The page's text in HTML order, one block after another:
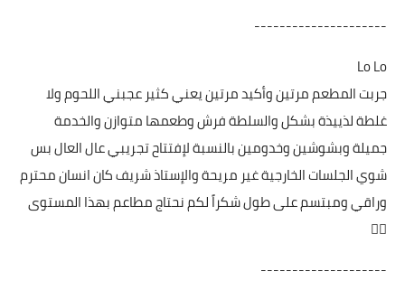
---------------------
Lo Lo
جربت المطعم مرتين وأكيد مرتين يعني كثير عجبني اللحوم ولا
غلطة لذييذة بشكل والسلطة فرش وطعمها متوازن والخدمة
جميلة وبشوشين وخدومين بالنسبة لإفتتاح تجريبي عال العال بس
شوي الجلسات الخارجية غير مريحة والإستاذ شريف كان انسان محترم
وراقي ومبتسم على طول شكراً لكم نحتاج مطاعم بهذا المستوى
👍🏻
--------------------